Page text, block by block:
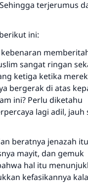
terjerumus
ini:
sangat ringan
ketiga ketika
bergerak di atas
ini? Perlu diketahu
lagi adil, jauh
beratnya jenazah
mayit, dan gemuk
hal itu
kefasikannya
untuk umat
dia akan
orang yang